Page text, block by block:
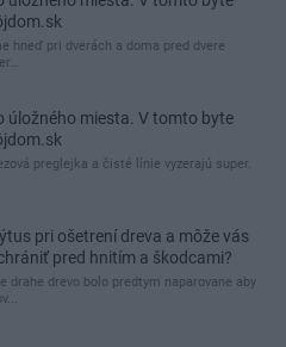
hneď pri dverách a doma pred dvere
úložného miesta. V tomto byte
preglejka a čisté línie vyzerajú super.
pri ošetrení dreva a môže vás
pred hnitím a škodcami?
drahe drevo bolo predtym naparovane aby